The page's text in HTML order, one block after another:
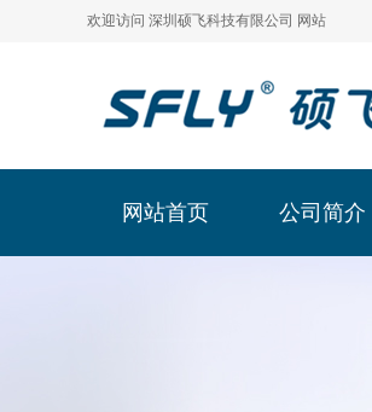
欢迎访问 深圳硕飞科技有限公司 网站
网站首页 公司简介